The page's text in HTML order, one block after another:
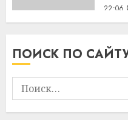
22:06
ПОИСК ПО
Найти: